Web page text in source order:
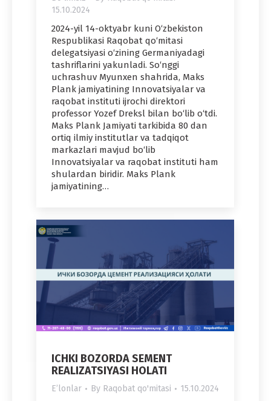
15.10.2024
2024-yil 14-oktyabr kuni O‘zbekiston
Respublikasi Raqobat qo‘mitasi
delegatsiyasi o‘zining Germaniyadagi
tashriflarini yakunladi. So‘nggi
uchrashuv Myunxen shahrida, Maks
Plank jamiyatining Innovatsiyalar va
raqobat instituti ijrochi direktori
professor Yozef Dreksl bilan bo‘lib o‘tdi.
Maks Plank Jamiyati tarkibida 80 dan
ortiq ilmiy institutlar va tadqiqot
markazlari mavjud bo‘lib
Innovatsiyalar va raqobat instituti ham
shulardan biridir. Maks Plank
jamiyatining…
ICHKI BOZORDA SEMENT
REALIZATSIYASI HOLATI
Eʼlonlar By Raqobat qo'mitasi 15.10.2024